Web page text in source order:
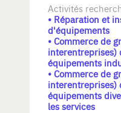
Activités
• Réparation et
d'équipements
• Commerce de
interentreprises)
équipements
• Commerce de
interentreprises)
équipements
les services